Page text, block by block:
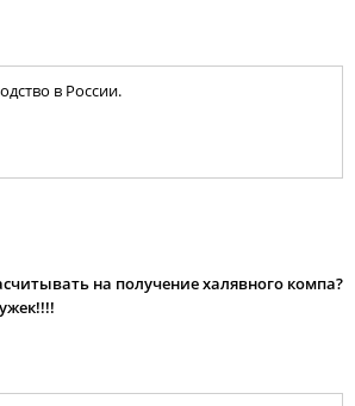
в России.
на получение халявного компа?